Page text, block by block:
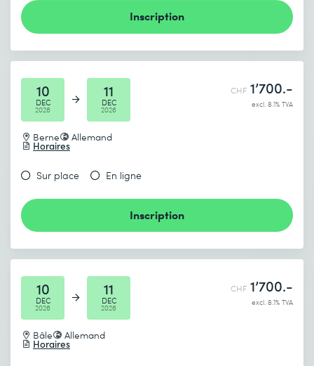
Inscription
10
DEC
2026
11
DEC
2026
Berne Allemand
Horaires
CHF 1’700.-
excl. 8.1% TVA
Sur place En ligne
Inscription
10
DEC
2026
11
DEC
2026
Bâle Allemand
Horaires
CHF 1’700.-
excl. 8.1% TVA